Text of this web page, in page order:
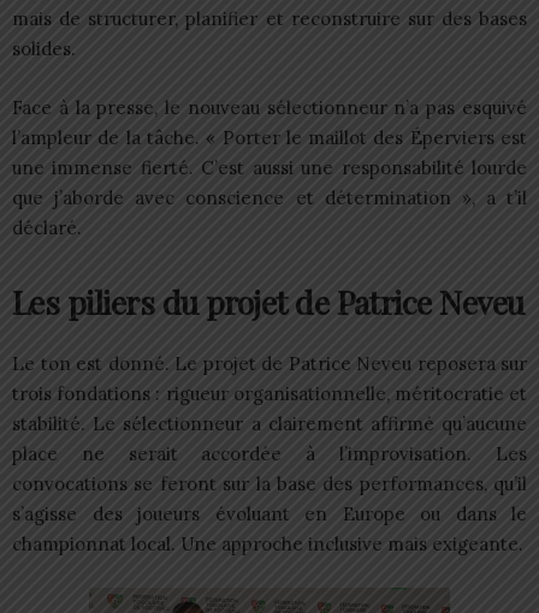
mais de structurer, planifier et reconstruire sur des bases
solides.
Face à la presse, le nouveau sélectionneur n’a pas esquivé
l’ampleur de la tâche. « Porter le maillot des Éperviers est
une immense fierté. C’est aussi une responsabilité lourde
que j’aborde avec conscience et détermination », a t’il
déclaré.
Les piliers du projet de Patrice Neveu
Le ton est donné. Le projet de Patrice Neveu reposera sur
trois fondations : rigueur organisationnelle, méritocratie et
stabilité. Le sélectionneur a clairement affirmé qu’aucune
place ne serait accordée à l’improvisation. Les
convocations se feront sur la base des performances, qu’il
s’agisse des joueurs évoluant en Europe ou dans le
championnat local. Une approche inclusive mais exigeante.